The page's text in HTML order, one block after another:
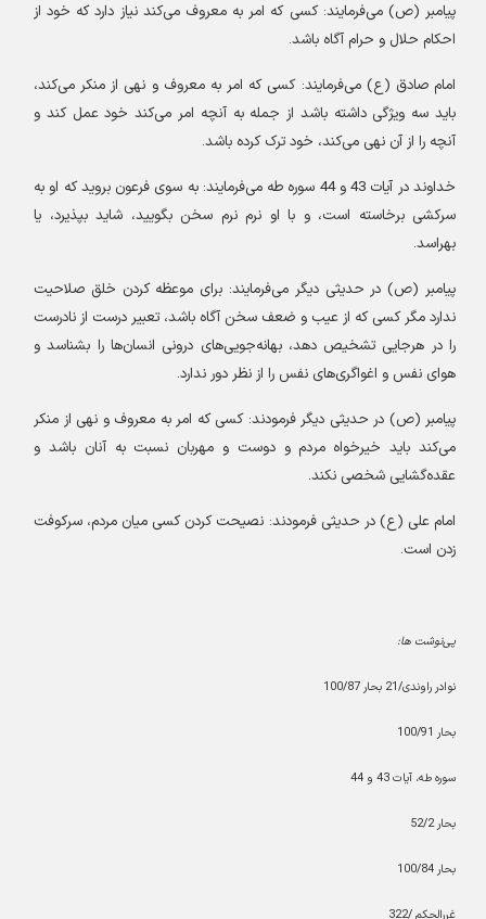
پیامبر (ص) می‌فرمایند: کسی که امر به معروف می‌کند نیاز دارد که خود از
احکام حلال و حرام آگاه باشد.
امام صادق (ع) می‌فرمایند: کسی که امر به معروف و نهی از منکر می‌کند،
باید سه ویژگی داشته باشد از جمله به آنچه امر می‌کند خود عمل کند و
آنچه را از آن نهی می‌کند، خود ترک کرده باشد.
خداوند در آیات 43 و 44 سوره طه می‌فرمایند: به سوی فرعون بروید که او به
سرکشی برخاسته است، و با او نرم نرم سخن بگویید، شاید بپذیرد، یا
بهراسد.
پیامبر (ص) در حدیثی دیگر می‌فرمایند: برای موعظه کردن خلق صلاحیت
ندارد مگر کسی که از عیب و ضعف سخن آگاه باشد، تعبیر درست از نادرست
را در هرجایی تشخیص دهد، بهانه‌جویی‌های درونی انسان‌ها را بشناسد و
هوای نفس و اغواگری‌های نفس را از نظر دور ندارد.
پیامبر (ص) در حدیثی دیگر فرمودند: کسی که امر به معروف و نهی از منکر
می‌کند باید خیرخواه مردم و دوست و مهربان نسبت به آنان باشد و
عقده‌گشایی شخصی نکند.
امام علی (ع) در حدیثی فرمودند: نصیحت کردن کسی میان مردم، سرکوفت
زدن است.
پی‌نوشت ها :‌
نوادر راوندی/21 بحار 100/87
بحار 100/91
سوره طه، آیات 43 و 44
بحار 52/2
بحار 100/84
غررالحکم /322